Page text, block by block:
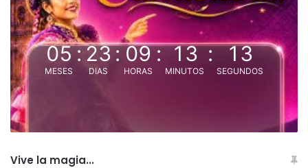
05
MESES
:23
DIAS
:09
HORAS
: 13
MINUTOS
: 12
SEGUNDOS
Vive la magia...